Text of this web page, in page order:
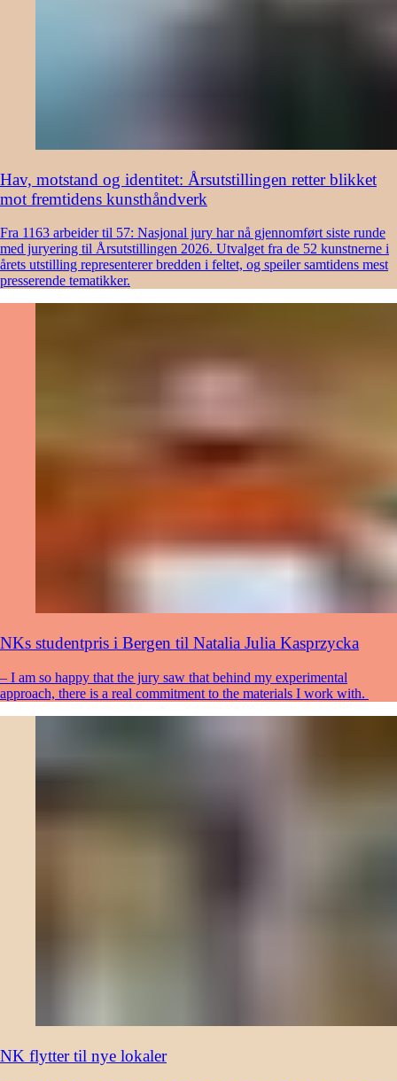
Hav, motstand og identitet: Årsutstillingen retter blikket
mot fremtidens kunsthåndverk
Fra 1163 arbeider til 57: Nasjonal jury har nå gjennomført siste runde
med juryering til Årsutstillingen 2026. Utvalget fra de 52 kunstnerne i
årets utstilling representerer bredden i feltet, og speiler samtidens mest
presserende tematikker.
NKs studentpris i Bergen til Natalia Julia Kasprzycka
– I am so happy that the jury saw that behind my experimental
approach, there is a real commitment to the materials I work with.
NK flytter til nye lokaler